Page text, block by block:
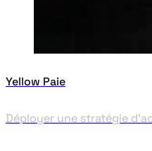
Yellow Paie
Déployer une stratégie